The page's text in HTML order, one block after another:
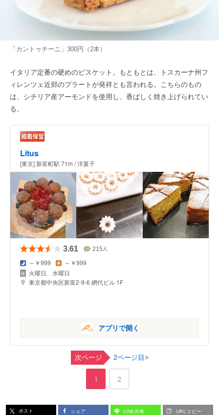
「カントゥチーニ」300円（2本）
イタリア定番の硬めのビスケット。もともとは、トスカーナ州フ
ィレンツェ近郊のプラートが発祥とも言われる。こちらのもの
は、シチリア産アーモンドを使用し、香ばしく焼き上げられてい
る。
Litus
[東京] 新富町駅 71m / 洋菓子
3.61 215 人
～￥999 ～￥999
火曜日、水曜日
東京都中央区新富2-9-6 網代ビル 1F
アプリで開く
次ページ 2ページ目>
ペ1
,
ペ
2
ポスト シェア LINE共有 URLコピー